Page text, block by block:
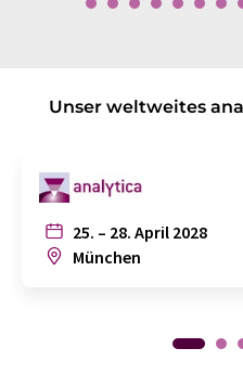
Unser weltweites
25. – 28. April 2028
München